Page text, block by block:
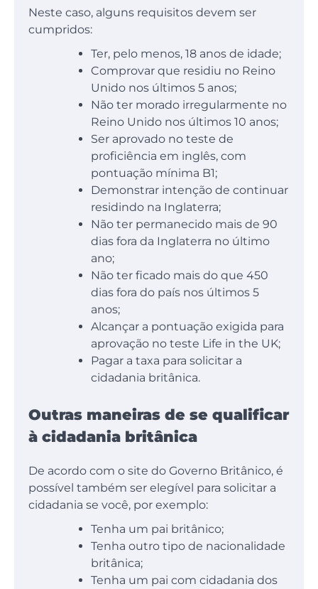
Neste caso, alguns requisitos devem ser
cumpridos:
Ter, pelo menos, 18 anos de idade;
Comprovar que residiu no Reino
Unido nos últimos 5 anos;
Não ter morado irregularmente no
Reino Unido nos últimos 10 anos;
Ser aprovado no teste de
proficiência em inglês, com
pontuação mínima B1;
Demonstrar intenção de continuar
residindo na Inglaterra;
Não ter permanecido mais de 90
dias fora da Inglaterra no último
ano;
Não ter ficado mais do que 450
dias fora do país nos últimos 5
anos;
Alcançar a pontuação exigida para
aprovação no teste Life in the UK;
Pagar a taxa para solicitar a
cidadania britânica.
Outras maneiras de se qualificar
à cidadania britânica
De acordo com o site do Governo Britânico, é
possível também ser elegível para solicitar a
cidadania se você, por exemplo:
Tenha um pai britânico;
Tenha outro tipo de nacionalidade
britânica;
Tenha um pai com cidadania dos